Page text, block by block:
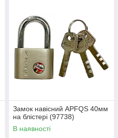
Замок навісний APFQS 40мм
на блістері (97738)
В наявності